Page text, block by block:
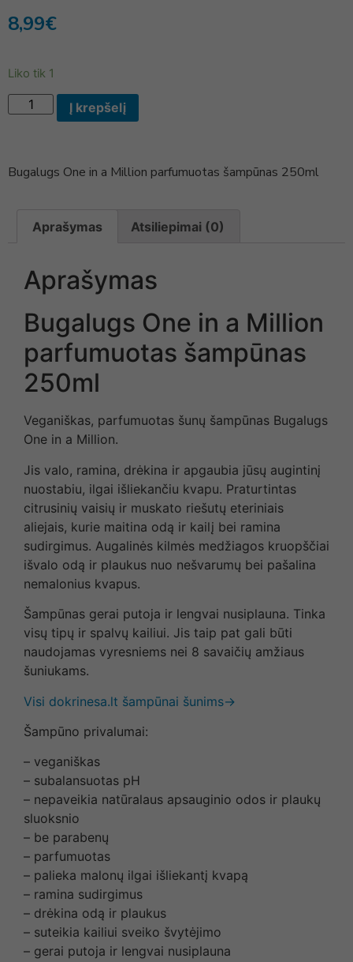
8,99€
Liko tik 1
Į krepšelį
Bugalugs One in a Million parfumuotas šampūnas 250ml
Aprašymas Atsiliepimai (0)
Aprašymas
Bugalugs One in a Million
parfumuotas šampūnas
250ml
Veganiškas, parfumuotas šunų šampūnas Bugalugs
One in a Million.
Jis valo, ramina, drėkina ir apgaubia jūsų augintinį
nuostabiu, ilgai išliekančiu kvapu. Praturtintas
citrusinių vaisių ir muskato riešutų eteriniais
aliejais, kurie maitina odą ir kailį bei ramina
sudirgimus. Augalinės kilmės medžiagos kruopščiai
išvalo odą ir plaukus nuo nešvarumų bei pašalina
nemalonius kvapus.
Šampūnas gerai putoja ir lengvai nusiplauna. Tinka
visų tipų ir spalvų kailiui. Jis taip pat gali būti
naudojamas vyresniems nei 8 savaičių amžiaus
šuniukams.
Visi dokrinesa.lt šampūnai šunims→
Šampūno privalumai:
– veganiškas
– subalansuotas pH
– nepaveikia natūralaus apsauginio odos ir plaukų
sluoksnio
– be parabenų
– parfumuotas
– palieka malonų ilgai išliekantį kvapą
– ramina sudirgimus
– drėkina odą ir plaukus
– suteikia kailiui sveiko švytėjimo
– gerai putoja ir lengvai nusiplauna